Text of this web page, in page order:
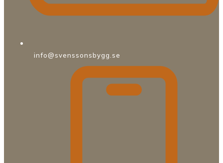
info@svenssonsbygg.se